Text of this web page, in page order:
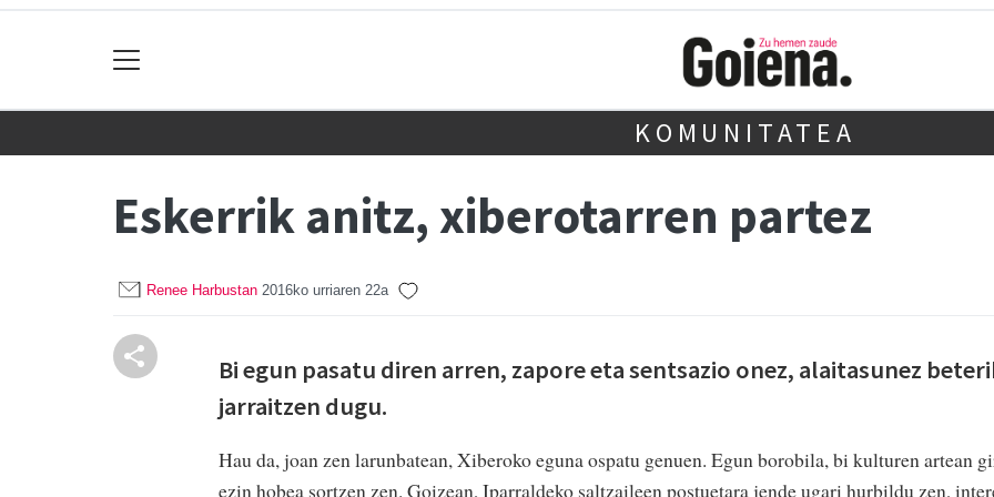
KOMUNITATEA
Eskerrik anitz, xiberotarren partez
Renee Harbustan 2016ko urriaren 22a
Bi egun pasatu diren arren, zapore eta sentsazio onez, alaitasunez
jarraitzen dugu.
Hau da, joan zen larunbatean, Xiberoko eguna ospatu genuen. Egun borobila, bi kulturen artean
ezin hobea sortzen zen. Goizean, Iparraldeko saltzaileen postuetara jende ugari hurbildu zen,